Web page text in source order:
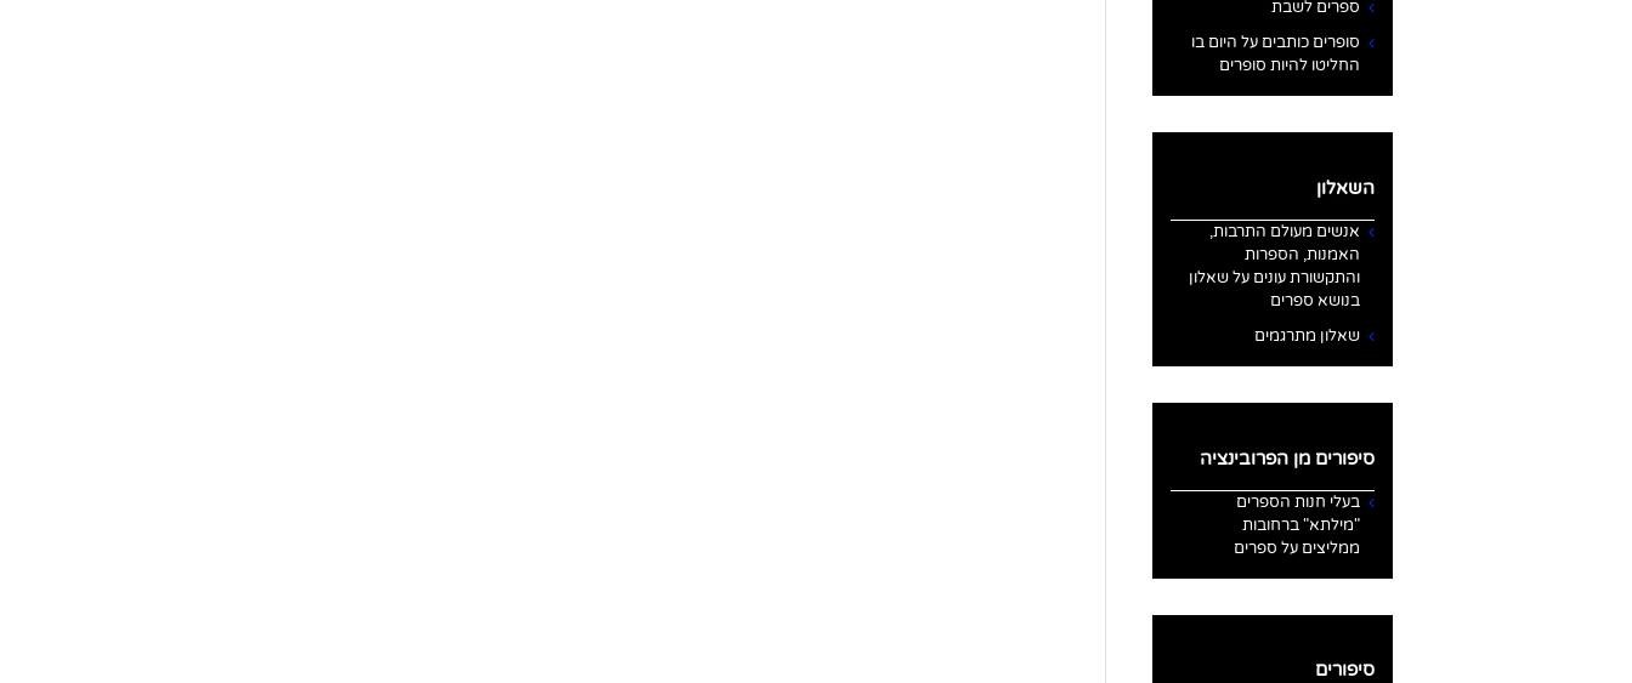
ספרים לשבת
סופרים כותבים על היום בו
החליטו להיות סופרים
השאלון
אנשים מעולם התרבות,
האמנות, הספרות
והתקשורת עונים על שאלון
בנושא ספרים
שאלון מתרגמים
סיפורים מן הפרובינציה
בעלי חנות הספרים
"מילתא" ברחובות
ממליצים על ספרים
סיפורים